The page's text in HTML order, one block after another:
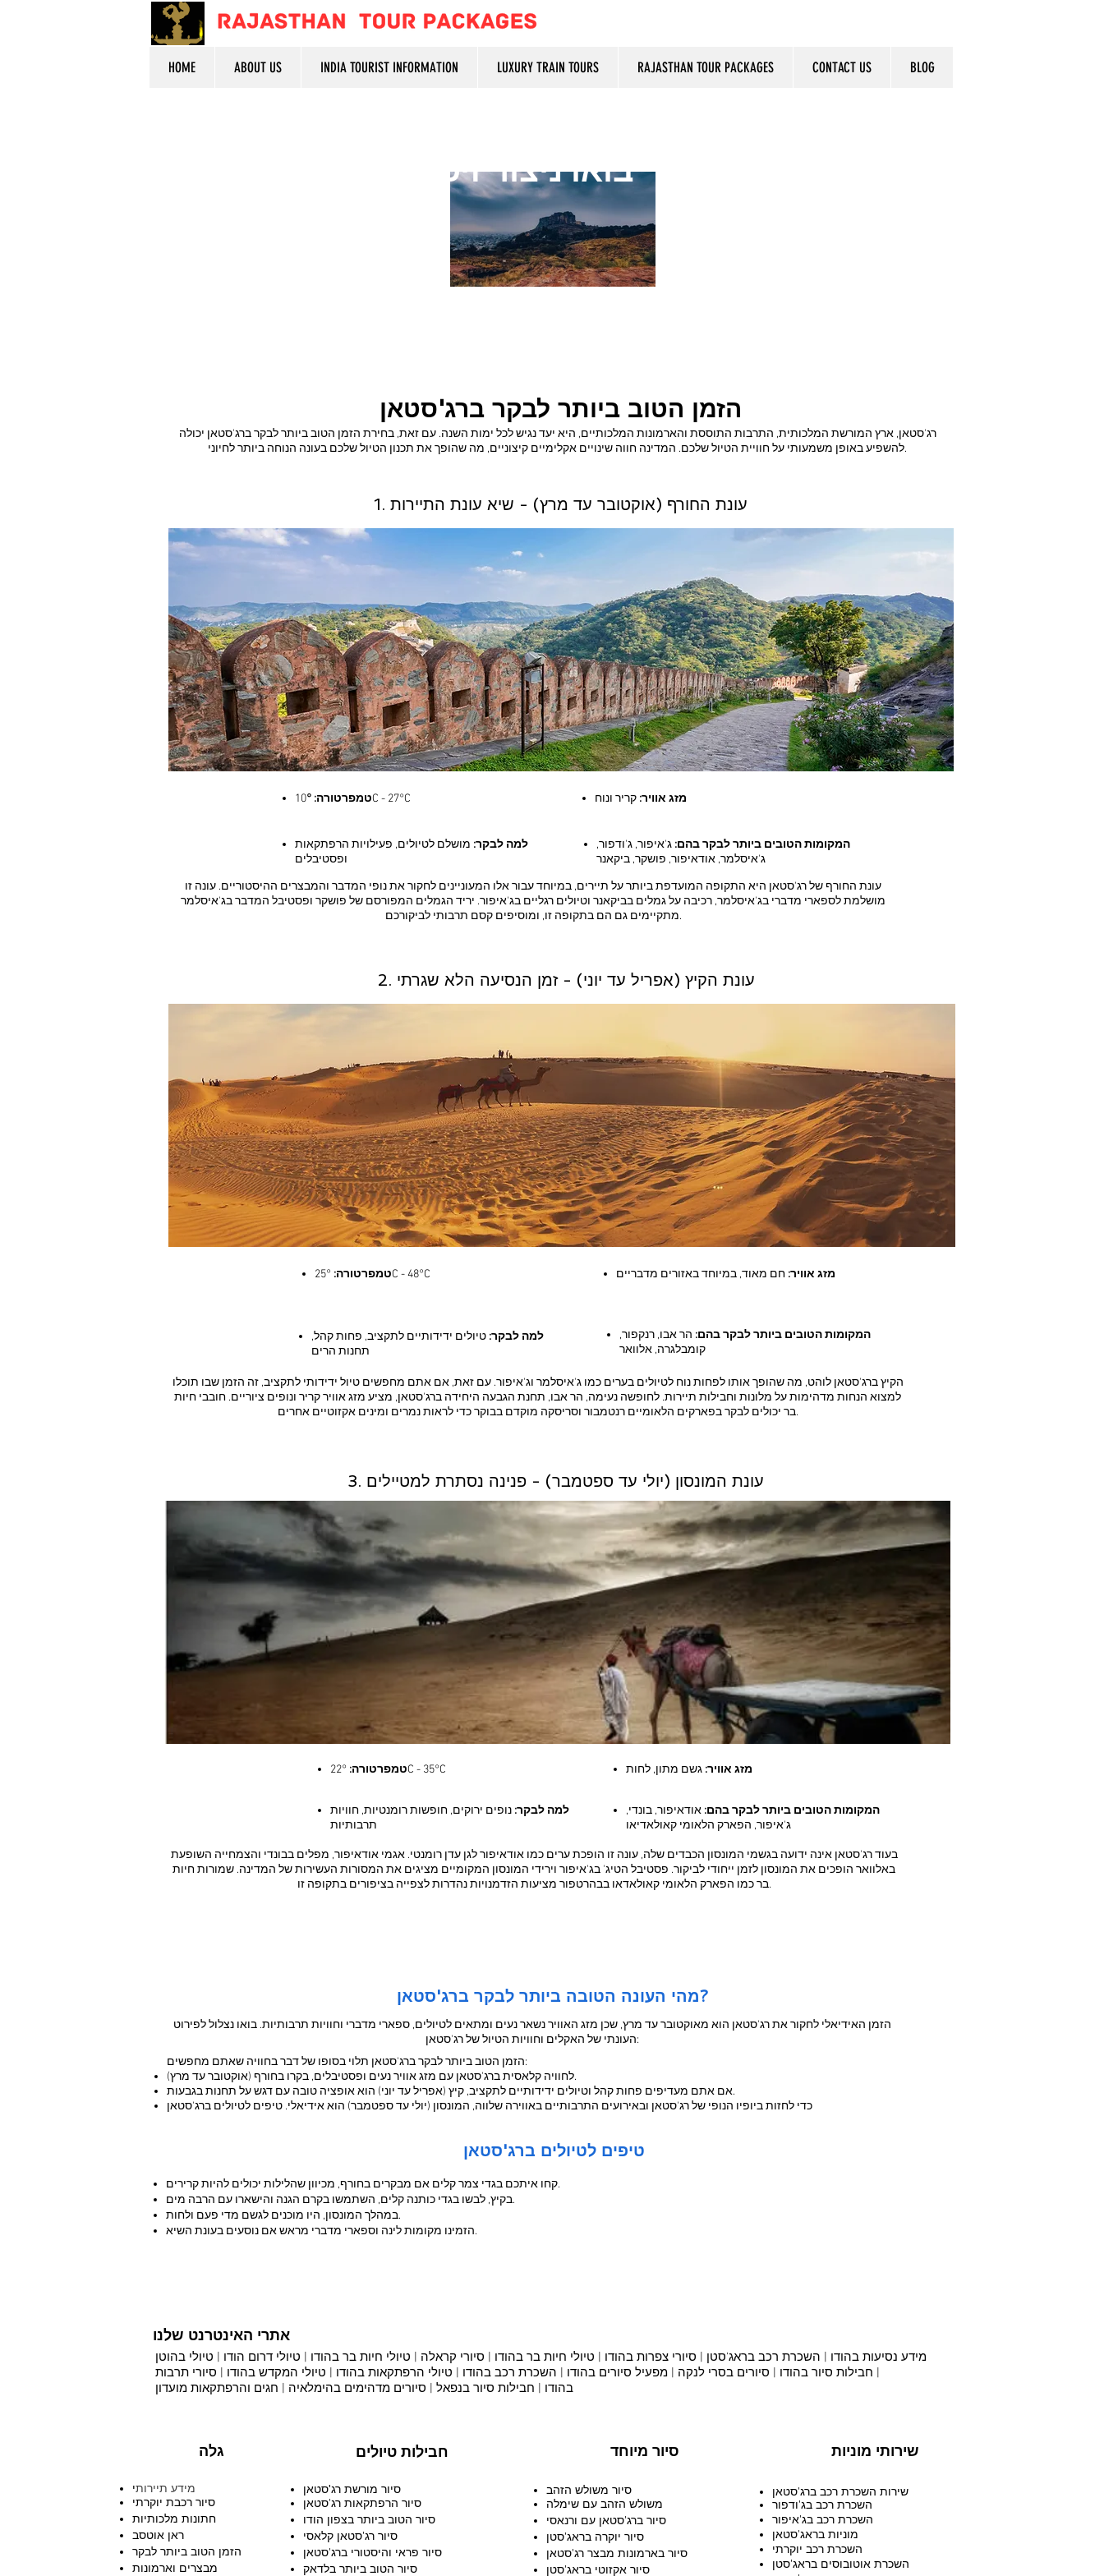
HOME ABOUT US INDIA TOURIST INFORMATION LUXURY TRAIN TOURS RAJASTHAN TOUR PACKAGES CONTACT US BLOG
הזמן הטוב ביותר לבקר ברג'סטאן
רג'סטאן, ארץ המורשת המלכותית, התרבות התוססת והארמונות המלכותיים, היא יעד נגיש לכל ימות השנה. עם זאת, בחירת הזמן הטוב ביותר לבקר ברג'סטאן יכולה
להשפיע באופן משמעותי על חוויית הטיול שלכם. המדינה חווה שינויים אקלימיים קיצוניים, מה שהופך את תכנון הטיול שלכם בעונה הנוחה ביותר לחיוני.
1. עונת החורף (אוקטובר עד מרץ) - שיא ​​עונת התיירות
טמפרטורה: 10° C - 27°C
למה לבקר: מושלם לטיולים, פעילויות הרפתקאות
ופסטיבלים
מזג אוויר: קריר ונוח
המקומות הטובים ביותר לבקר בהם: ג'איפור, ג'ודפור,
ג'איסלמר, אודאיפור, פושקר, ביקאנר
עונת החורף של רג'סטאן היא התקופה המועדפת ביותר על תיירים, במיוחד עבור אלו המעוניינים לחקור את נופי המדבר והמבצרים ההיסטוריים. עונה זו
מושלמת לספארי מדברי בג'איסלמר, רכיבה על גמלים בביקאנר וטיולים רגליים בג'איפור. יריד הגמלים המפורסם של פושקר ופסטיבל המדבר בג'איסלמר
מתקיימים גם הם בתקופה זו, ומוסיפים קסם תרבותי לביקורכם.
2. עונת הקיץ (אפריל עד יוני) - זמן הנסיעה הלא שגרתי
טמפרטורה:25°C - 48°C
למה לבקר: טיולים ידידותיים לתקציב, פחות קהל,
תחנות הרים
מזג אוויר: חם מאוד, במיוחד באזורים מדבריים
המקומות הטובים ביותר לבקר בהם: הר אבו, רנקפור,
קומבלגרה, אלוואר
הקיץ ברג'סטאן לוהט, מה שהופך אותו לפחות נוח לטיולים בערים כמו ג'איסלמר וג'איפור. עם זאת, אם אתם מחפשים טיול ידידותי לתקציב, זה הזמן שבו תוכלו
למצוא הנחות מדהימות על מלונות וחבילות תיירות. לחופשה נעימה, הר אבו, תחנת הגבעה היחידה ברג'סטאן, מציע מזג אוויר קריר ונופים ציוריים. חובבי חיות
בר יכולים לבקר בפארקים הלאומיים רנטמבור וסריסקה מוקדם בבוקר כדי לראות נמרים ומינים אקזוטיים אחרים.
3. עונת המונסון (יולי עד ספטמבר) - פנינה נסתרת למטיילים
טמפרטורה:22°C - 35°C
למה לבקר: נופים ירוקים, חופשות רומנטיות, חוויות
תרבותיות
מזג אוויר: גשם מתון, לחות
המקומות הטובים ביותר לבקר בהם: אודאיפור, בונדי,
ג'איפור, הפארק הלאומי קאולאדיאו
בעוד רג'סטאן אינה ידועה בגשמי המונסון הכבדים שלה, עונה זו הופכת ערים כמו אודאיפור לגן עדן רומנטי. אגמי אודאיפור, מפלים בבונדי והצמחייה השופעת
באלוואר הופכים את המונסון לזמן ייחודי לביקור. פסטיבל הטיג' בג'איפור וירידי המונסון המקומיים מציגים את המסורות העשירות של המדינה. שמורות חיות
בר כמו הפארק הלאומי קאולאדאו בבהרטפור מציעות הזדמנויות נהדרות לצפייה בציפורים בתקופה זו.
מהי העונה הטובה ביותר לבקר ברג'סטאן?
הזמן האידיאלי לחקור את רג'סטאן הוא מאוקטובר עד מרץ, שכן מזג האוויר נשאר נעים ומתאים לטיולים, ספארי מדברי וחוויות תרבותיות. בואו נצלול לפירוט
העונתי של האקלים וחוויות הטיול של רג'סטאן:
הזמן הטוב ביותר לבקר ברג'סטאן תלוי בסופו של דבר בחוויה שאתם מחפשים:
לחוויה קלאסית ברג'סטאן עם מזג אוויר נעים ופסטיבלים, בקרו בחורף (אוקטובר עד מרץ).
אם אתם מעדיפים פחות קהל וטיולים ידידותיים לתקציב, קיץ (אפריל עד יוני) הוא אופציה טובה עם דגש על תחנות בגבעות.
כדי לחזות ביופיו הנופי של רג'סטאן ובאירועים התרבותיים באווירה שלווה, המונסון (יולי עד ספטמבר) הוא אידיאלי. טיפים לטיולים ברג'סטאן
טיפים לטיולים ברג'סטאן
קחו איתכם בגדי צמר קלים אם מבקרים בחורף, מכיוון שהלילות יכולים להיות קרירים.
בקיץ, לבשו בגדי כותנה קלים, השתמשו בקרם הגנה והישארו עם הרבה מים.
במהלך המונסון, היו מוכנים לגשם מדי פעם ולחות.
הזמינו מקומות לינה וספארי מדברי מראש אם נוסעים בעונת השיא.
אתרי האינטרנט שלנו
מידע נסיעות בהודו השכרת רכב בראג'סטן | סיורי צפרות בהודו טיולי חיות בר בהודו סיורי קראלה טיולי חיות בר בהודו | טיולי דרום הודו | טיולי בהוטן
חבילות סיור בהודו סיורים בסרי לנקה מפעיל סיורים בהודו | השכרת רכב בהודו | טיולי הרפתקאות בהודו | טיולי המקדש בהודו
סיורי תרבות
בהודו
חבילות סיור בנפאל סיורים מדהימים בהימלאיה חגים והרפתקאות מועדון
גלה חבילות טיולים
מידע תיירותי
סיור רכבת יוקרתי
חתונות מלכותיות
ראן אוטסב
הזמן הטוב ביותר לבקר
מבצרים וארמונות
סיור מורשת רג'סטאן
סיור הרפתקאות רג'סטאן
סיור הטוב ביותר בצפון הודו
סיור רג'סטאן קלאסי
סיור פראי והיסטורי ברג'סטאן
סיור הטוב ביותר בלדאק
סיור מיוחד שירותי מוניות
סיור משולש הזהב
משולש הזהב עם שימלה
סיור ברג'סטאן עם ורנאסי
סיור יוקרה בראג'סטן
סיור בארמונות מבצר רג'סטאן
סיור אקזוטי בראג'סטן
שירות השכרת רכב ברג'סטאן
השכרת רכב בג'ודפור
השכרת רכב בג'איפור
מוניות בראג'סטאן
השכרת רכב יוקרתי
השכרת אוטובוסים בראג'סטן